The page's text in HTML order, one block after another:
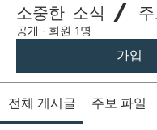
소중한 소식 / 주
공개 · 회원 1명
가입
전체 게시글 주보 파일